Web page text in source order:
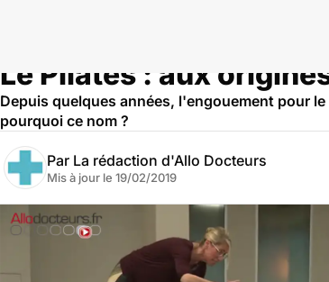
Le Pilates : aux
Depuis quelques années, l'engouement pour
pourquoi ce nom ?
Par La rédaction d'Allo Docteurs
Mis à jour le 19/02/2019